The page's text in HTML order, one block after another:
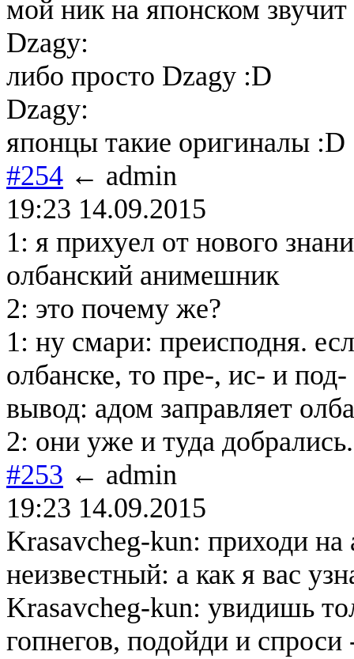
мой ник на японском
Dzagy:
либо просто Dzagy :D
Dzagy:
японцы такие оригиналы :D
#254 ← admin
19:23 14.09.2015
1: я прихуел от нового
олбанский анимешник
2: это почему же?
1: ну смари: преисподня.
олбанске, то пре-, ис- и
вывод: адом заправляет
2: они уже и туда
#253 ← admin
19:23 14.09.2015
Krasavcheg-kun: приходи
неизвестный: а как я вас
Krasavcheg-kun: увидишь
гопнегов, подойди и